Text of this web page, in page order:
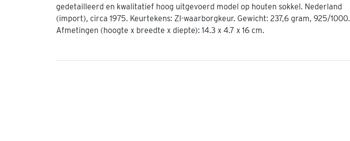
gedetailleerd en kwalitatief hoog uitgevoerd model op houten sokkel. Nederland
(import), circa 1975. Keurtekens: ZI-waarborgkeur. Gewicht: 237,6 gram, 925/1000.
Afmetingen (hoogte x breedte x diepte): 14.3 x 4.7 x 16 cm.